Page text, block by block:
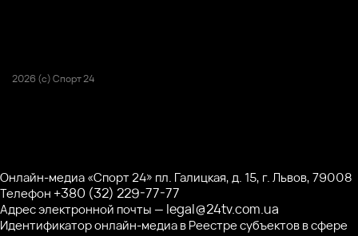
2026 (с) Спорт 24
Онлайн-медиа «Спорт 24» пл. Галицкая, д. 15, г. Львов, 79008
Телефон +380 (32) 229-77-77
Адрес электронной почты — legal@24tv.com.ua
Идентификатор онлайн-медиа в Реестре субъектов в сфере